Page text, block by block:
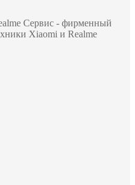
Сервис - фирменный
Xiaomi и Realme